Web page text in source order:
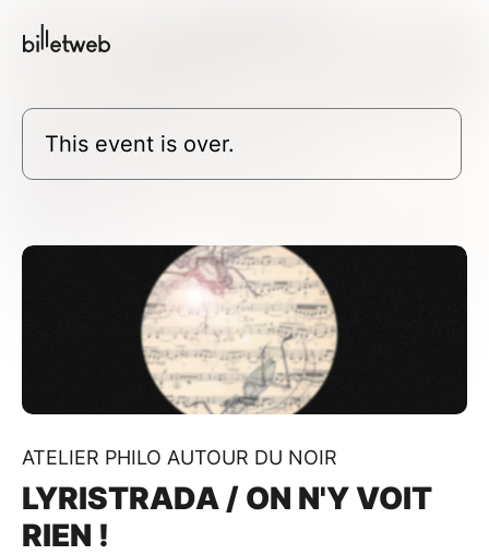
This event is over.
ATELIER PHILO AUTOUR DU NOIR
LYRISTRADA / ON N'Y VOIT
RIEN !